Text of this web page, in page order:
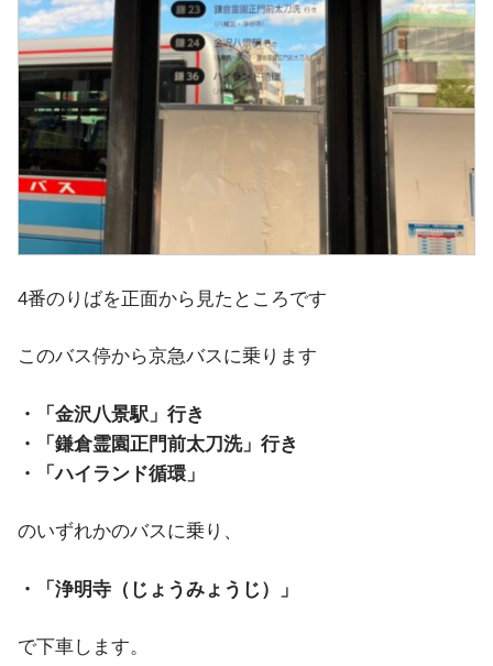
4番のりばを正面から見たところです
このバス停から京急バスに乗ります
・「金沢八景駅」行き
・「鎌倉霊園正門前太刀洗」行き
・「ハイランド循環」
のいずれかのバスに乗り、
・「浄明寺（じょうみょうじ）」
で下車します。